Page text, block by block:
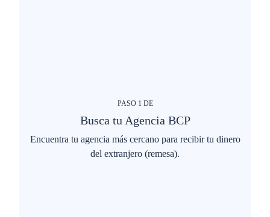
PASO 1 DE
Busca tu Agencia BCP
Encuentra tu agencia más cercano para recibir tu dinero
del extranjero (remesa).